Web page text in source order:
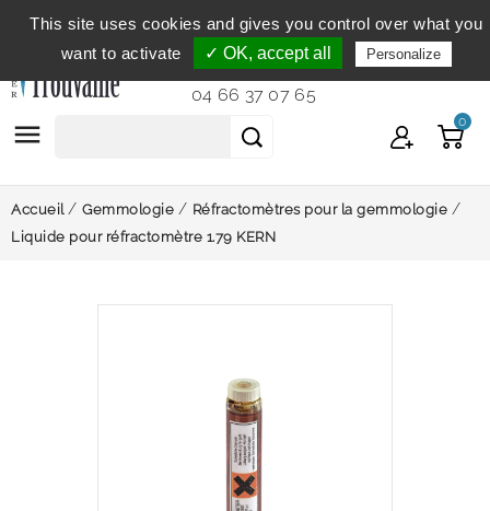
Service clientèle
du lundi au vendredi de 9h à 12h et
de 14h à 18h...
04 66 37 07 65
 0
Accueil Gemmologie
Réfractomètres pour la gemmologie
Liquide pour réfractomètre 1.79 KERN
This site uses cookies and gives you control over what you
want to activate
✓ OK, accept all Personalize